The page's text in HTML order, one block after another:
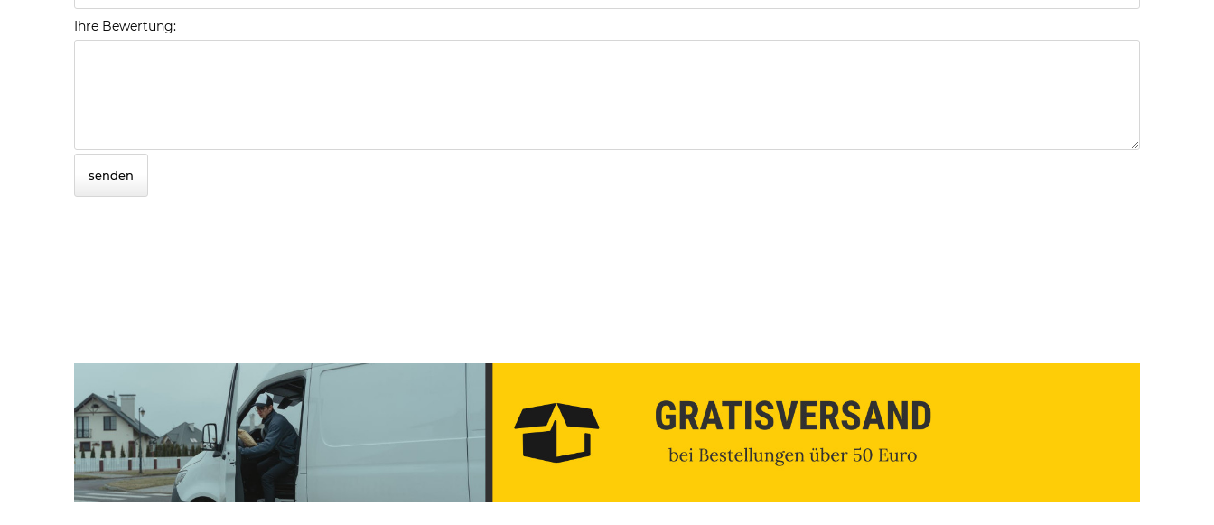
Ihre Bewertung:
senden